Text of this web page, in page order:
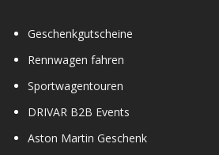
Geschenkgutscheine
Rennwagen fahren
Sportwagentouren
DRIVAR B2B Events
Aston Martin Geschenk